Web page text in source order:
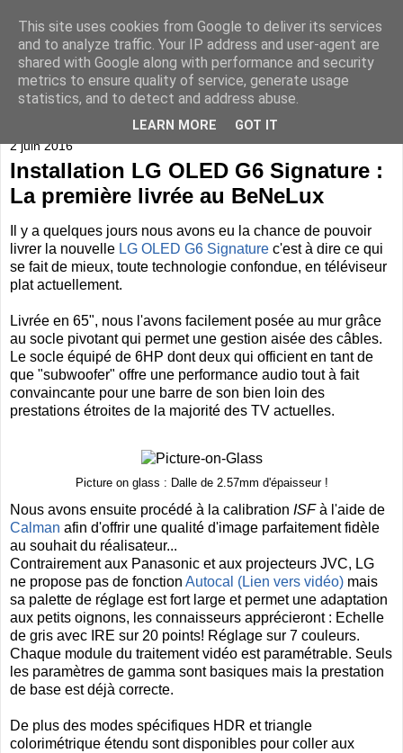
2 juin 2016
Installation LG OLED G6 Signature :
La première livrée au BeNeLux
Il y a quelques jours nous avons eu la chance de pouvoir
livrer la nouvelle LG OLED G6 Signature c'est à dire ce qui
se fait de mieux, toute technologie confondue, en téléviseur
plat actuellement.
Livrée en 65", nous l'avons facilement posée au mur grâce
au socle pivotant qui permet une gestion aisée des câbles.
Le socle équipé de 6HP dont deux qui officient en tant de
que "subwoofer" offre une performance audio tout à fait
convaincante pour une barre de son bien loin des
prestations étroites de la majorité des TV actuelles.
Picture on glass : Dalle de 2.57mm d'épaisseur !
Nous avons ensuite procédé à la calibration ISFà l'aide de
Calman afin d'offrir une qualité d'image parfaitement fidèle
au souhait du réalisateur...
Contrairement aux Panasonic et aux projecteurs JVC, LG
ne propose pas de fonction Autocal (Lien vers vidéo) mais
sa palette de réglage est fort large et permet une adaptation
aux petits oignons, les connaisseurs apprécieront : Echelle
de gris avec IRE sur 20 points! Réglage sur 7 couleurs.
Chaque module du traitement vidéo est paramétrable. Seuls
les paramètres de gamma sont basiques mais la prestation
de base est déjà correcte.
De plus des modes spécifiques HDR et triangle
colorimétrique étendu sont disponibles pour coller aux
This site uses cookies from Google to deliver its services
and to analyze traffic. Your IP address and user-agent are
shared with Google along with performance and security
metrics to ensure quality of service, generate usage
statistics, and to detect and address abuse.
LEARN MORE GOT IT